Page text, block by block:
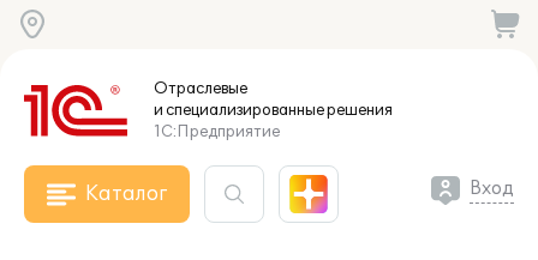
Отраслевые
и специализированныерешения
1С:Предприятие
Каталог Вход